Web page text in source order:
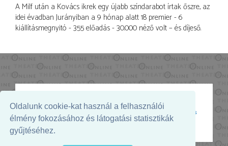
Oldalunk cookie-kat használ a felhasználói
élmény fokozásához és látogatási statisztikák
gyűjtéséhez.
A Milf után a Kovács ikrek egy újabb színdarabot írtak őszre, az
idei évadban Jurányiban a 9 hónap alatt 18 premier - 6
kiállításmegnyitó - 355 előadás - 30.000 néző volt – és díjeső.
Az oldal megjelenését támogatja: